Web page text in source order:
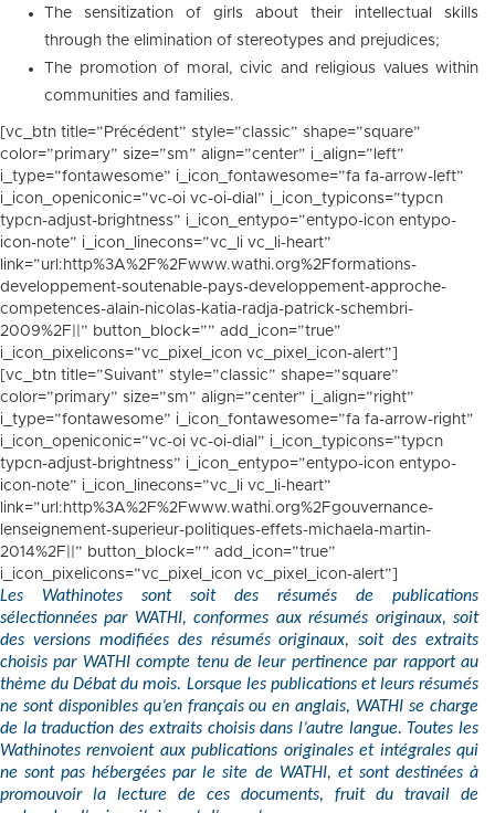
The sensitization of girls about their intellectual skills
through the elimination of stereotypes and prejudices;
The promotion of moral, civic and religious values within
communities and families.
[vc_btn title=”Précédent” style=”classic” shape=”square”
color=”primary” size=”sm” align=”center” i_align=”left”
i_type=”fontawesome” i_icon_fontawesome=”fa fa-arrow-left”
i_icon_openiconic=”vc-oi vc-oi-dial” i_icon_typicons=”typcn
typcn-adjust-brightness” i_icon_entypo=”entypo-icon entypo-
icon-note” i_icon_linecons=”vc_li vc_li-heart”
link=”url:http%3A%2F%2Fwww.wathi.org%2Fformations-
developpement-soutenable-pays-developpement-approche-
competences-alain-nicolas-katia-radja-patrick-schembri-
2009%2F||” button_block=”” add_icon=”true”
i_icon_pixelicons=”vc_pixel_icon vc_pixel_icon-alert”]
[vc_btn title=”Suivant” style=”classic” shape=”square”
color=”primary” size=”sm” align=”center” i_align=”right”
i_type=”fontawesome” i_icon_fontawesome=”fa fa-arrow-right”
i_icon_openiconic=”vc-oi vc-oi-dial” i_icon_typicons=”typcn
typcn-adjust-brightness” i_icon_entypo=”entypo-icon entypo-
icon-note” i_icon_linecons=”vc_li vc_li-heart”
link=”url:http%3A%2F%2Fwww.wathi.org%2Fgouvernance-
lenseignement-superieur-politiques-effets-michaela-martin-
2014%2F||” button_block=”” add_icon=”true”
i_icon_pixelicons=”vc_pixel_icon vc_pixel_icon-alert”]
Les Wathinotes sont soit des résumés de publications
sélectionnées par WATHI, conformes aux résumés originaux, soit
des versions modifiées des résumés originaux, soit des extraits
choisis par WATHI compte tenu de leur pertinence par rapport au
thème du Débat du mois. Lorsque les publications et leurs résumés
ne sont disponibles qu’en français ou en anglais, WATHI se charge
de la traduction des extraits choisis dans l’autre langue. Toutes les
Wathinotes renvoient aux publications originales et intégrales qui
ne sont pas hébergées par le site de WATHI, et sont destinées à
promouvoir la lecture de ces documents, fruit du travail de